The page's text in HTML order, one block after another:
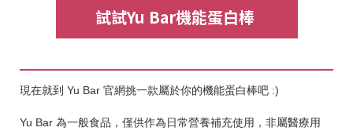
試試Yu Bar機能蛋白棒
現在就到 Yu Bar 官網挑一款屬於你的機能蛋白棒吧 :)
Yu Bar 為一般食品，僅供作為日常營養補充使用，非屬醫療用